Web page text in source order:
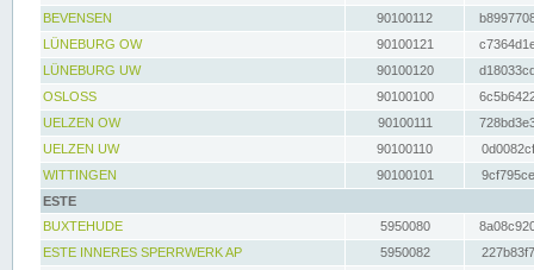
BEVENSEN
90100112
LÜNEBURG OW
90100121
LÜNEBURG UW
90100120
OSLOSS
90100100
UELZEN OW
90100111
UELZEN UW
90100110
WITTINGEN
90100101
ESTE
BUXTEHUDE
5950080
ESTE INNERES SPERRWERK AP
5950082